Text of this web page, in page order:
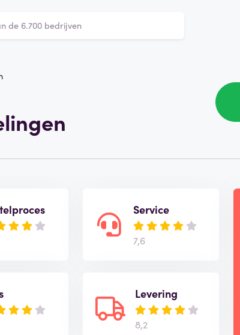
Service
7,6
Levering
8,2